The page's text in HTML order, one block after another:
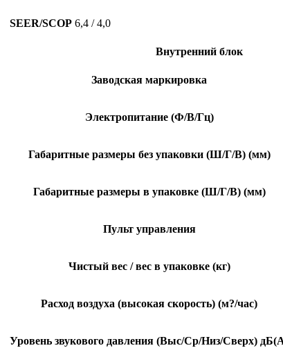
SEER/SCOP 6,4 / 4,0
Внутренний блок
Заводская маркировка
Электропитание (Ф/В/Гц)
Габаритные размеры без упаковки (Ш/Г/В) (мм)
Габаритные размеры в упаковке (Ш/Г/В) (мм)
Пульт управления
Чистый вес / вес в упаковке (кг)
Расход воздуха (высокая скорость) (м?/час)
Уровень звукового давления (Выс/Ср/Низ/Сверх)